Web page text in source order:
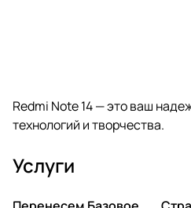
Redmi Note 14 — это ваш
технологий и творчества.
Услуги